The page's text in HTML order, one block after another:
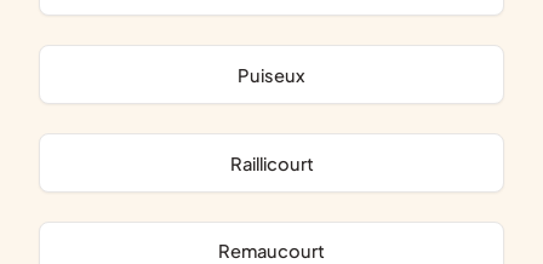
Puiseux
Raillicourt
Remaucourt